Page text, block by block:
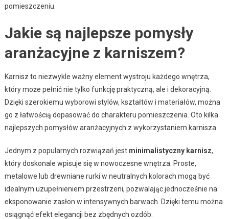
pomieszczeniu.
Jakie są najlepsze pomysły
aranżacyjne z karniszem?
Karnisz to niezwykle ważny element wystroju każdego wnętrza,
który może pełnić nie tylko funkcję praktyczną, ale i dekoracyjną.
Dzięki szerokiemu wyborowi stylów, kształtów i materiałów, można
go z łatwością dopasować do charakteru pomieszczenia. Oto kilka
najlepszych pomysłów aranżacyjnych z wykorzystaniem karnisza.
Jednym z popularnych rozwiązań jest minimalistyczny karnisz,
który doskonale wpisuje się w nowoczesne wnętrza. Proste,
metalowe lub drewniane rurki w neutralnych kolorach mogą być
idealnym uzupełnieniem przestrzeni, pozwalając jednocześnie na
eksponowanie zasłon w intensywnych barwach. Dzięki temu można
osiągnąć efekt elegancji bez zbędnych ozdób.